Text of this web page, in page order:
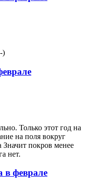
)
Только этот год на
на поля вокруг
покров менее
нет.
в феврале